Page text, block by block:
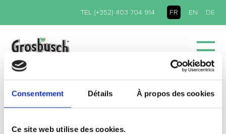
Consentement Détails À propos des cookies
Ce site web utilise des cookies.
FR EN DE
TEL (+352) 403 704 914
ACCUEIL/ ACTUALITÉS
IMG_1299